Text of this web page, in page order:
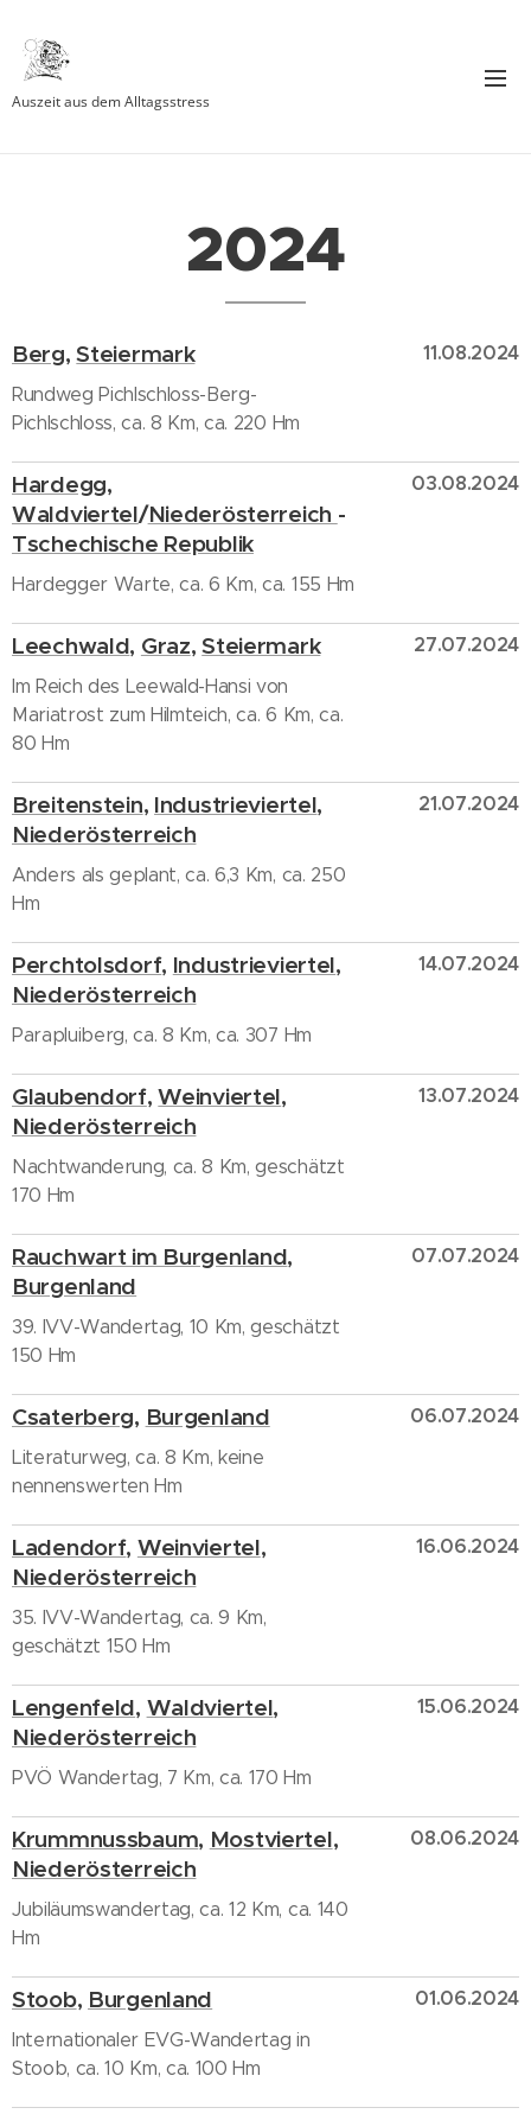
Auszeit aus dem Alltagsstress
2024
Berg,Steiermark
Rundweg Pichlschloss-Berg-
Pichlschloss, ca. 8 Km, ca. 220 Hm
11.08.2024
Hardegg,
Waldviertel/Niederösterreich -
Tschechische Republik
Hardegger Warte, ca. 6 Km, ca. 155 Hm
03.08.2024
Leechwald, Graz,Steiermark
Im Reich des Leewald-Hansi von
Mariatrost zum Hilmteich, ca. 6 Km, ca.
80 Hm
27.07.2024
Breitenstein, Industrieviertel,
Niederösterreich
Anders als geplant, ca. 6,3 Km, ca. 250
Hm
21.07.2024
Perchtolsdorf, Industrieviertel,
Niederösterreich
Parapluiberg, ca. 8 Km, ca. 307 Hm
14.07.2024
Glaubendorf,Weinviertel,
Niederösterreich
Nachtwanderung, ca. 8 Km, geschätzt
170 Hm
13.07.2024
Rauchwart im Burgenland,
Burgenland
39. IVV-Wandertag, 10 Km, geschätzt
150 Hm
07.07.2024
Csaterberg, Burgenland
Literaturweg, ca. 8 Km, keine
nennenswerten Hm
06.07.2024
Ladendorf, Weinviertel,
Niederösterreich
35. IVV-Wandertag, ca. 9 Km,
geschätzt 150 Hm
16.06.2024
Lengenfeld, Waldviertel,
Niederösterreich
PVÖ Wandertag, 7 Km, ca. 170 Hm
15.06.2024
Krummnussbaum, Mostviertel,
Niederösterreich
Jubiläumswandertag, ca. 12 Km, ca. 140
Hm
08.06.2024
Stoob, Burgenland
Internationaler EVG-Wandertag in
Stoob, ca. 10 Km, ca. 100 Hm
01.06.2024